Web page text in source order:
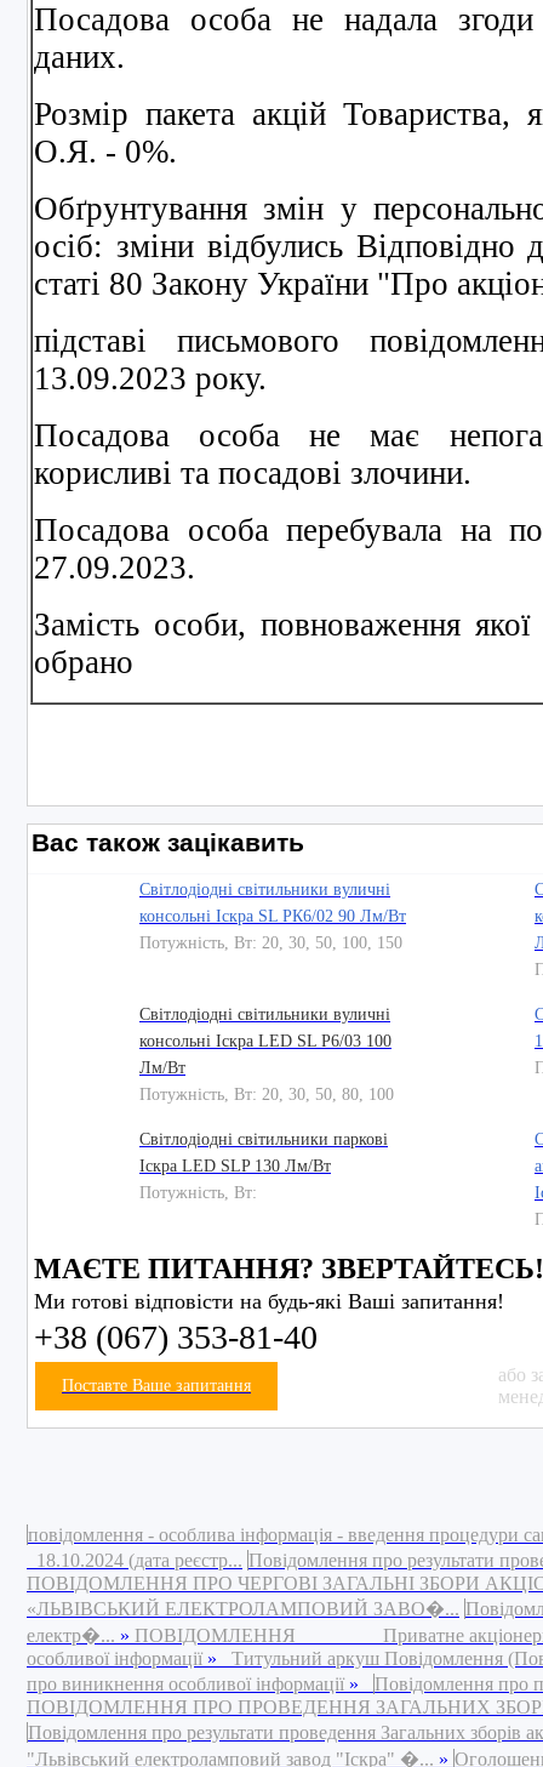
Посадова особа не надала
даних.
Розмір пакета акцій
О.Я. - 0%.
Обґрунтування змін у
осіб: зміни відбулись
статі 80 Закону України "Про
підставі письмового
13.09.2023 року.
Посадова особа не має
корисливi та посадовi злочини.
Посадова особа перебувала на
27.09.2023.
Замість особи, повноваження
обрано
Вас також зацікавить
Світлодіодні світильники вуличні
консольні Іскра SL РК6/02 90 Лм/Вт
Потужність, Вт: 20, 30, 50, 100, 150
Світлодіодні світильники вуличні
консольні Іскра LED SL P6/03 100
Лм/Вт
Потужність, Вт: 20, 30, 50, 80, 100
Світлодіодні світильники паркові
Іскра LED SLP 130 Лм/Вт
Потужність, Вт:
МАЄТЕ ПИТАННЯ? ЗВЕРТАЙТЕСЬ!
Ми готові відповісти на будь-які Ваші запитання!
+38 (067) 353-81-40
Поставте Ваше запитання
або
повідомлення - особлива інформація - введення процедури
18.10.2024 (дата реєстр... Повідомлення про результати
ПОВІДОМЛЕННЯ ПРО ЧЕРГОВІ ЗАГАЛЬНІ ЗБОРИ
«ЛЬВІВСЬКИЙ ЕЛЕКТРОЛАМПОВИЙ ЗАВО�...
електр�... » ПОВІДОМЛЕННЯ Приватне акціонерне
особливої інформації »
Титульний аркуш Повідомлення
про виникнення особливої інформації »
Повідомлення про
ПОВІДОМЛЕННЯ ПРО ПРОВЕДЕННЯ ЗАГАЛЬНИХ
Повідомлення про результати проведення Загальних зборів
"Львівський електроламповий завод "Іскра" �... »